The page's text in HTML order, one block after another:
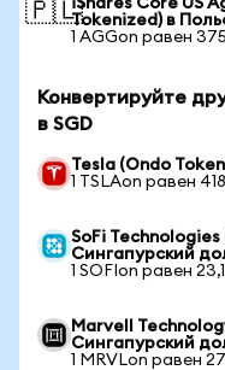
🇵🇱iShares Core US
Tokenized) в
1 AGGon равен
Конвертируйте
в SGD
Tesla (Ondo
1 TSLAon равен
SoFi
Сингапурский
1 SOFIon равен
Marvell
Сингапурский
1 MRVLon равен